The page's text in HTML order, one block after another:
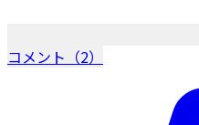
コメント（2）